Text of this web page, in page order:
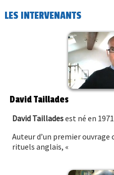
LES INTERVENANTS
David Taillades
David Tailladesest né en
Auteur d’un premier ouvrage
rituels anglais, «